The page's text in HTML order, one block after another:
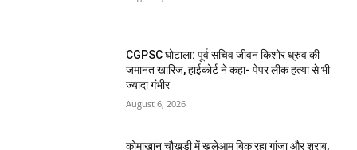
CGPSC घोटाला: पूर्व सचिव जीवन किशोर ध्रुव की
जमानत खारिज, हाईकोर्ट ने कहा- पेपर लीक हत्या से भी
ज्यादा गंभीर
August 6, 2026
कोमाखान चौखड़ी में खुलेआम बिक रहा गांजा और शराब,